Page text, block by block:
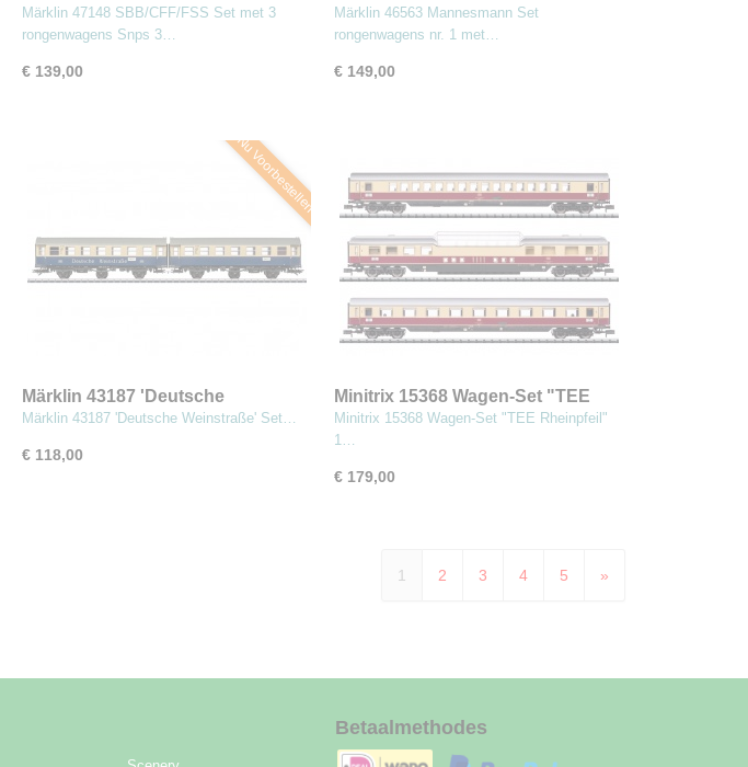
met 3 rongenwagens Snps
Märklin 47148 SBB/CFF/FSS Set met 3
rongenwagens Snps 3…
€ 139,00
rongenwagens nr. 1 met lading
stalen buizen
Märklin 46563 Mannesmann Set
rongenwagens nr. 1 met…
€ 149,00
Nu Voorbestellen
Märklin 43187 'Deutsche
Weinstraße' Set ombouw-rijtuigen
Märklin 43187 'Deutsche Weinstraße' Set…
€ 118,00
Minitrix 15368 Wagen-Set "TEE
Rheinpfeil"
Minitrix 15368 Wagen-Set "TEE Rheinpfeil"
1…
€ 179,00
1 2 3 4 5 »
Betaalmethodes